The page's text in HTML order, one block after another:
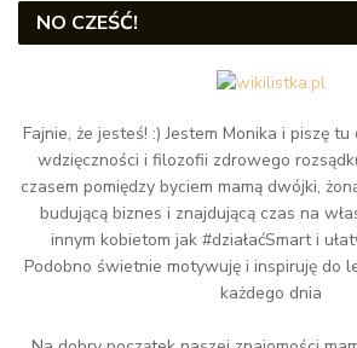
NO CZEŚĆ!
Fajnie, że jesteś! :) Jestem Monika i piszę
wdzięczności i filozofii zdrowego
czasem pomiędzy byciem mamą dwójki,
budującą biznes i znajdującą czas na
innym kobietom jak #działaćSmart i
Podobno świetnie motywuję i inspiruję do
każdego dnia